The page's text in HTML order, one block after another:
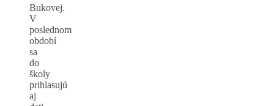
Bukovej.
V
poslednom
období
sa
do
školy
prihlasujú
aj